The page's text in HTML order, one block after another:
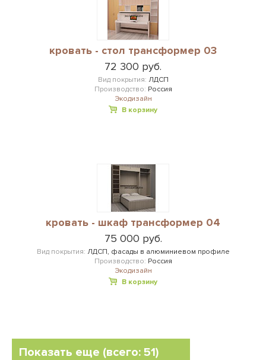
кровать - стол трансформер 03
72 300 руб.
Вид покрытия: ЛДСП
Производство: Россия
Экодизайн
В корзину
кровать - шкаф трансформер 04
75 000 руб.
Вид покрытия: ЛДСП, фасады в алюминиевом профиле
Производство: Россия
Экодизайн
В корзину
Показать еще (всего: 51)